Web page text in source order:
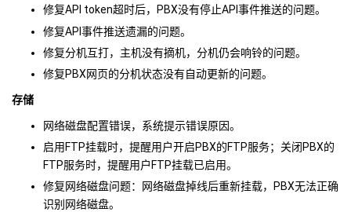
修复API token超时后，PBX没有停止API事件推送的问题。
修复API事件推送遗漏的问题。
修复分机互打，主机没有摘机，分机仍会响铃的问题。
修复PBX网页的分机状态没有自动更新的问题。
存储
网络磁盘配置错误，系统提示错误原因。
启用FTP挂载时，提醒用户开启PBX的FTP服务；关闭PBX的
FTP服务时，提醒用户FTP挂载已启用。
修复网络磁盘问题：网络磁盘掉线后重新挂载，PBX无法正确
识别网络磁盘。